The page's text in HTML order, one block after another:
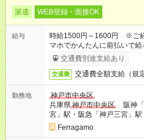
派遣 WEB登録・面接OK
給与
時給1500円～1600円 ※ご
マホでかんたんに前払いで
あり）交通費別途支給あり
交通費 交通費全額支給（規
勤務地
神戸市中央区
兵庫県神戸市中央区
阪神「
宮」駅・阪急「神戸三宮」駅
Ferragamo